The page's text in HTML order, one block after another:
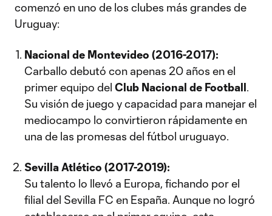
comenzó en uno de los clubes más grandes de
Uruguay:
Nacional de Montevideo (2016-2017):
Carballo debutó con apenas 20 años en el
primer equipo del Club Nacional de Football.
Su visión de juego y capacidad para manejar el
mediocampo lo convirtieron rápidamente en
una de las promesas del fútbol uruguayo.
Sevilla Atlético (2017-2019):
Su talento lo llevó a Europa, fichando por el
filial del Sevilla FC en España. Aunque no logró